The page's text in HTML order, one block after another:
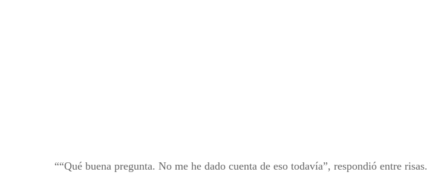
“Qué buena pregunta. No me he dado cuenta de eso todavía”, respondió entre risas.